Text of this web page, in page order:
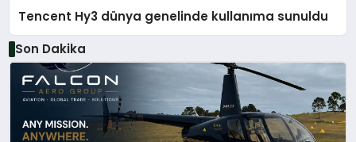
Tencent Hy3 dünya genelinde kullanıma sunuldu
Son Dakika